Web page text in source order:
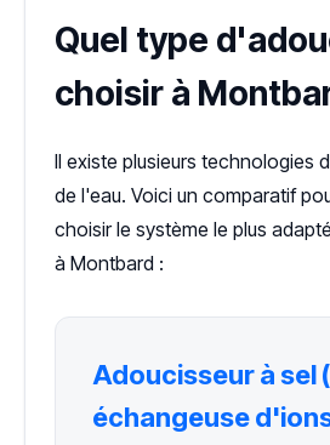
Quel type
choisir à
Il existe plusieurs technologies
de l'eau. Voici un comparatif
choisir le système le plus
à Montbard :
Adoucisseur à sel
échangeuse